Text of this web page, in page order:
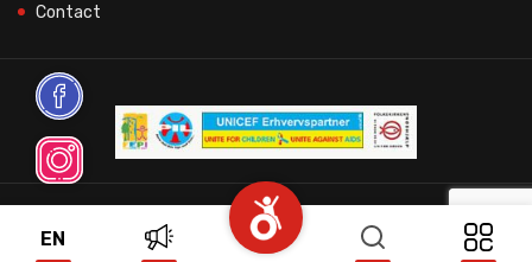
EN
Contact